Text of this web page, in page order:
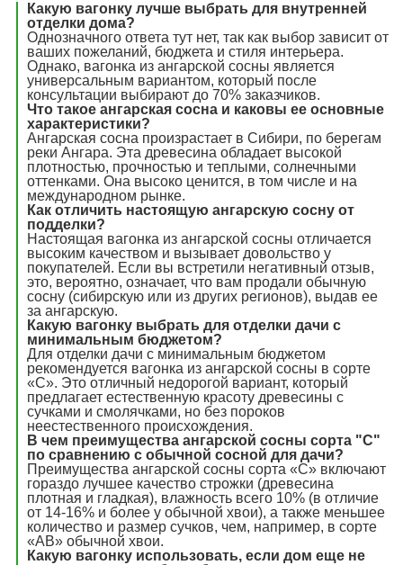
Какую вагонку лучше выбрать для внутренней
отделки дома?
Однозначного ответа тут нет, так как выбор зависит от
ваших пожеланий, бюджета и стиля интерьера.
Однако, вагонка из ангарской сосны является
универсальным вариантом, который после
консультации выбирают до 70% заказчиков.
Что такое ангарская сосна и каковы ее основные
характеристики?
Ангарская сосна произрастает в Сибири, по берегам
реки Ангара. Эта древесина обладает высокой
плотностью, прочностью и теплыми, солнечными
оттенками. Она высоко ценится, в том числе и на
международном рынке.
Как отличить настоящую ангарскую сосну от
подделки?
Настоящая вагонка из ангарской сосны отличается
высоким качеством и вызывает довольство у
покупателей. Если вы встретили негативный отзыв,
это, вероятно, означает, что вам продали обычную
сосну (сибирскую или из других регионов), выдав ее
за ангарскую.
Какую вагонку выбрать для отделки дачи с
минимальным бюджетом?
Для отделки дачи с минимальным бюджетом
рекомендуется вагонка из ангарской сосны в сорте
«С». Это отличный недорогой вариант, который
предлагает естественную красоту древесины с
сучками и смолячками, но без пороков
неестественного происхождения.
В чем преимущества ангарской сосны сорта "С"
по сравнению с обычной сосной для дачи?
Преимущества ангарской сосны сорта «С» включают
гораздо лучшее качество строжки (древесина
плотная и гладкая), влажность всего 10% (в отличие
от 14-16% и более у обычной хвои), а также меньшее
количество и размер сучков, чем, например, в сорте
«АВ» обычной хвои.
Какую вагонку использовать, если дом еще не